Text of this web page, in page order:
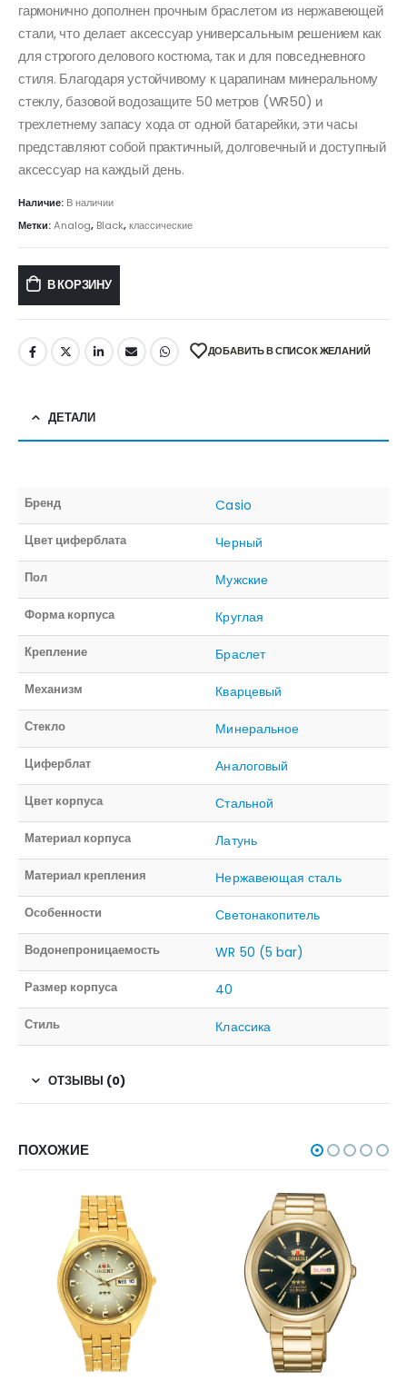
гармонично дополнен прочным браслетом из нержавеющей
стали, что делает аксессуар универсальным решением как
для строгого делового костюма, так и для повседневного
стиля. Благодаря устойчивому к царапинам минеральному
стеклу, базовой водозащите 50 метров (WR50) и
трехлетнему запасу хода от одной батарейки, эти часы
представляют собой практичный, долговечный и доступный
аксессуар на каждый день.
Наличие: В наличии
Метки:Analog, Black,классические
В КОРЗИНУ
ДОБАВИТЬ В СПИСОК ЖЕЛАНИЙ
ДЕТАЛИ
Бренд Casio
Цвет циферблата Черный
Пол Мужские
Форма корпуса Круглая
Крепление Браслет
Механизм Кварцевый
Стекло Минеральное
Циферблат Аналоговый
Цвет корпуса Стальной
Материал корпуса Латунь
Материал крепления Нержавеющая сталь
Особенности Светонакопитель
Водонепроницаемость WR 50 (5 bar)
Размер корпуса 40
Стиль Классика
ОТЗЫВЫ (0)
ПОХОЖИЕ